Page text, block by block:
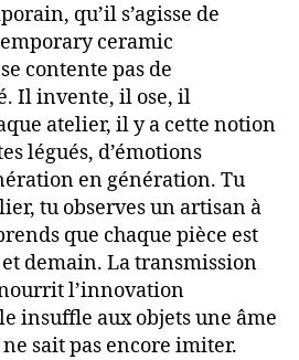
qu’il s’agisse de
ceramic
contente pas de
Il invente, il ose, il
atelier, il y a cette notion
légués, d’émotions
en génération. Tu
tu observes un artisan à
que chaque pièce est
demain. La transmission
l’innovation
insuffle aux objets une âme
sait pas encore imiter.